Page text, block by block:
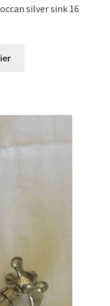
silver sink 16